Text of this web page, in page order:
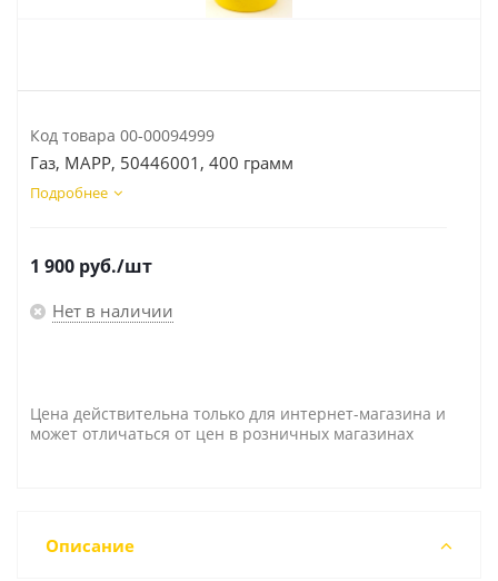
Код товара 00-00094999
Газ, MAPP, 50446001, 400 грамм
Подробнее
1 900 руб./шт
Нет в наличии
Цена действительна только для интернет-магазина и
может отличаться от цен в розничных магазинах
Описание